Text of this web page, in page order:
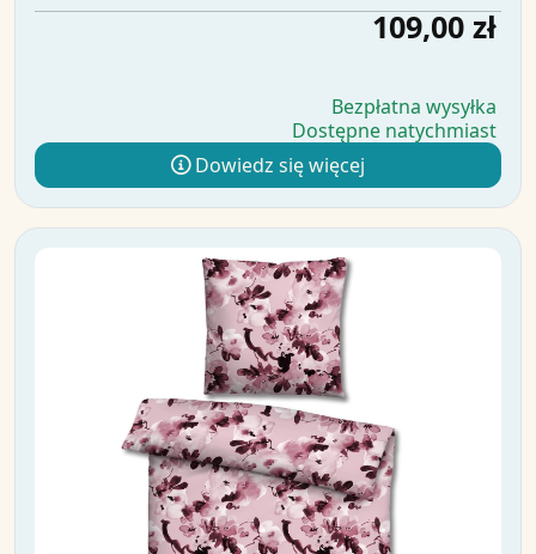
109,00 zł
Bezpłatna wysyłka
Dostępne natychmiast
Dowiedz się więcej